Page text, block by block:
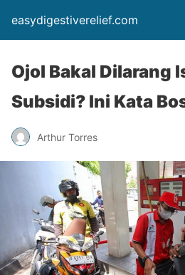
easydigestiverelief.com
Ojol Bakal Dilarang
Subsidi? Ini Kata
Arthur Torres